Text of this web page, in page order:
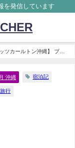
を発信しています
ツカールトン沖縄】 ブロ
沖縄 宿泊記
行